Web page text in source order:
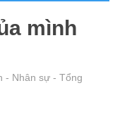
mình
- Nhân sự - Tổng